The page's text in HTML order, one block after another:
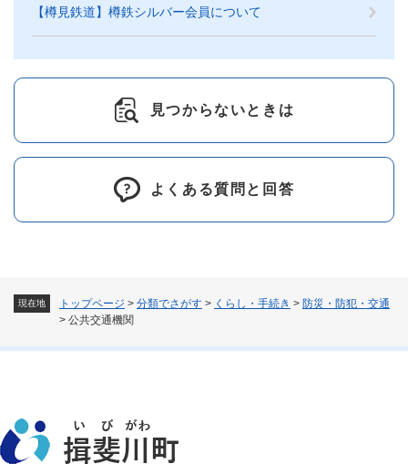
現在地 トップページ > 分類でさがす > くらし・手続き > 防災・防犯・交通
> 公共交通機関
【樽見鉄道】樽鉄シルバー会員について
見つからないときは
よくある質問と回答